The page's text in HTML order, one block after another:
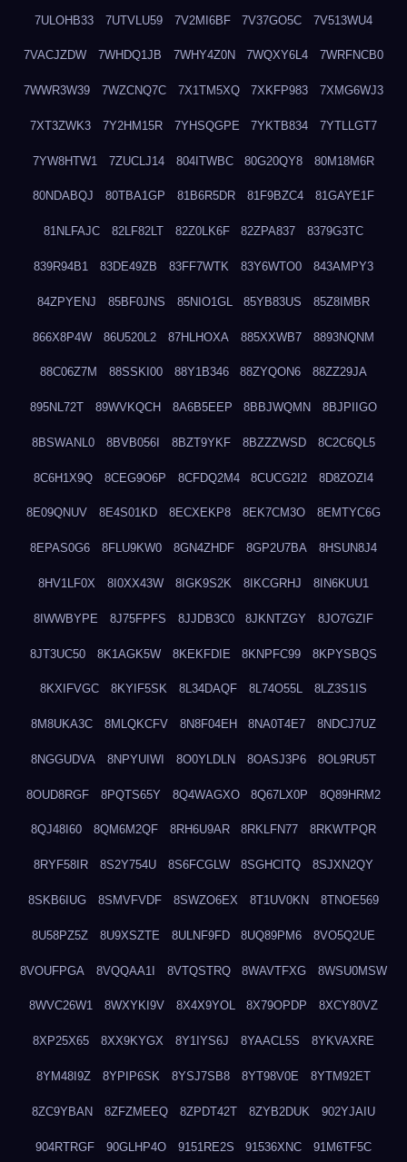
7ULOHB33 7UTVLU59 7V2MI6BF 7V37GO5C 7V513WU4
7VACJZDW 7WHDQ1JB 7WHY4Z0N 7WQXY6L4 7WRFNCB0
7WWR3W39 7WZCNQ7C 7X1TM5XQ 7XKFP983 7XMG6WJ3
7XT3ZWK3 7Y2HM15R 7YHSQGPE 7YKTB834 7YTLLGT7
7YW8HTW1 7ZUCLJ14 804ITWBC 80G20QY8 80M18M6R
80NDABQJ 80TBA1GP 81B6R5DR 81F9BZC4 81GAYE1F
81NLFAJC 82LF82LT 82Z0LK6F 82ZPA837 8379G3TC
839R94B1 83DE49ZB 83FF7WTK 83Y6WTO0 843AMPY3
84ZPYENJ 85BF0JNS 85NIO1GL 85YB83US 85Z8IMBR
866X8P4W 86U520L2 87HLHOXA 885XXWB7 8893NQNM
88C06Z7M 88SSKI00 88Y1B346 88ZYQON6 88ZZ29JA
895NL72T 89WVKQCH 8A6B5EEP 8BBJWQMN 8BJPIIGO
8BSWANL0 8BVB056I 8BZT9YKF 8BZZZWSD 8C2C6QL5
8C6H1X9Q 8CEG9O6P 8CFDQ2M4 8CUCG2I2 8D8ZOZI4
8E09QNUV 8E4S01KD 8ECXEKP8 8EK7CM3O 8EMTYC6G
8EPAS0G6 8FLU9KW0 8GN4ZHDF 8GP2U7BA 8HSUN8J4
8HV1LF0X 8I0XX43W 8IGK9S2K 8IKCGRHJ 8IN6KUU1
8IWWBYPE 8J75FPFS 8JJDB3C0 8JKNTZGY 8JO7GZIF
8JT3UC50 8K1AGK5W 8KEKFDIE 8KNPFC99 8KPYSBQS
8KXIFVGC 8KYIF5SK 8L34DAQF 8L74O55L 8LZ3S1IS
8M8UKA3C 8MLQKCFV 8N8F04EH 8NA0T4E7 8NDCJ7UZ
8NGGUDVA 8NPYUIWI 8O0YLDLN 8OASJ3P6 8OL9RU5T
8OUD8RGF 8PQTS65Y 8Q4WAGXO 8Q67LX0P 8Q89HRM2
8QJ48I60 8QM6M2QF 8RH6U9AR 8RKLFN77 8RKWTPQR
8RYF58IR 8S2Y754U 8S6FCGLW 8SGHCITQ 8SJXN2QY
8SKB6IUG 8SMVFVDF 8SWZO6EX 8T1UV0KN 8TNOE569
8U58PZ5Z 8U9XSZTE 8ULNF9FD 8UQ89PM6 8VO5Q2UE
8VOUFPGA 8VQQAA1I 8VTQSTRQ 8WAVTFXG 8WSU0MSW
8WVC26W1 8WXYKI9V 8X4X9YOL 8X79OPDP 8XCY80VZ
8XP25X65 8XX9KYGX 8Y1IYS6J 8YAACL5S 8YKVAXRE
8YM48I9Z 8YPIP6SK 8YSJ7SB8 8YT98V0E 8YTM92ET
8ZC9YBAN 8ZFZMEEQ 8ZPDT42T 8ZYB2DUK 902YJAIU
904RTRGF 90GLHP4O 9151RE2S 91536XNC 91M6TF5C